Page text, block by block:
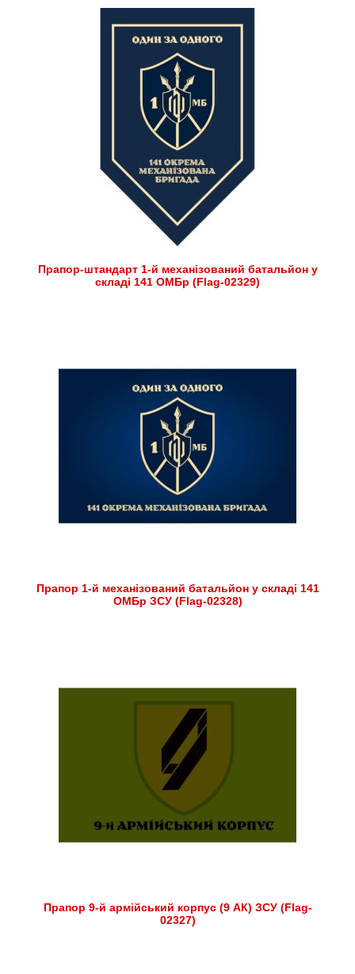
Прапор-штандарт 1-й механізований батальйон у
складі 141 ОМБр (Flag-02329)
Прапор 1-й механізований батальйон у складі 141
ОМБр ЗСУ (Flag-02328)
Прапор 9-й армійський корпус (9 АК) ЗСУ (Flag-
02327)